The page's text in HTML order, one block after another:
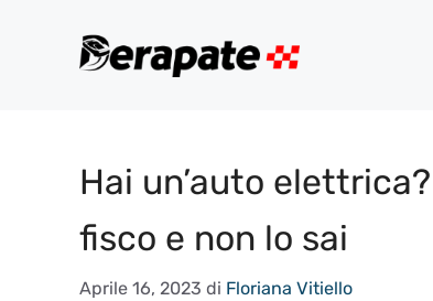
Hai un’auto
fisco e non lo sai
Aprile 16, 2023 di Floriana Vitiello